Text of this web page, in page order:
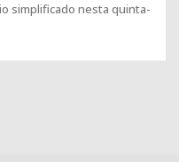
simplificado nesta quinta-